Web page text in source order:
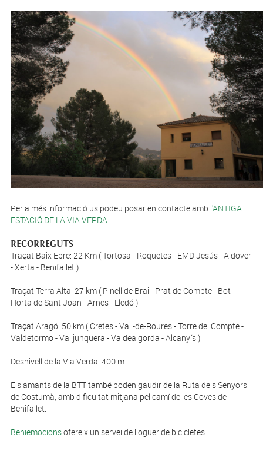
Per a més informació us podeu posar en contacte amb l'ANTIGA
ESTACIÓ DE LA VIA VERDA.
RECORREGUTS
Traçat Baix Ebre: 22 Km ( Tortosa - Roquetes - EMD Jesús - Aldover
- Xerta - Benifallet )
Traçat Terra Alta: 27 km ( Pinell de Brai - Prat de Compte - Bot -
Horta de Sant Joan - Arnes - Lledó )
Traçat Aragó: 50 km ( Cretes - Vall-de-Roures - Torre del Compte -
Valdetormo - Valljunquera - Valdealgorda - Alcanyís )
Desnivell de la Via Verda: 400 m
Els amants de la BTT també poden gaudir de la Ruta dels Senyors
de Costumà, amb dificultat mitjana pel camí de les Coves de
Benifallet.
Beniemocionsofereix un servei de lloguer de bicicletes.